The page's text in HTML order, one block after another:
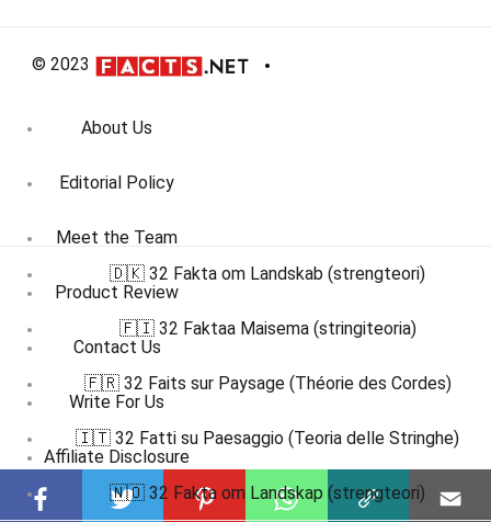
© 2023
About Us
Editorial Policy
Meet the Team
Product Review
Contact Us
Write For Us
Affiliate Disclosure
DMCA
🇩🇰 32 Fakta om Landskab (strengteori)
🇫🇮 32 Faktaa Maisema (stringiteoria)
🇫🇷 32 Faits sur Paysage (Théorie des Cordes)
🇮🇹 32 Fatti su Paesaggio (Teoria delle Stringhe)
🇳🇴 32 Fakta om Landskap (strengteori)